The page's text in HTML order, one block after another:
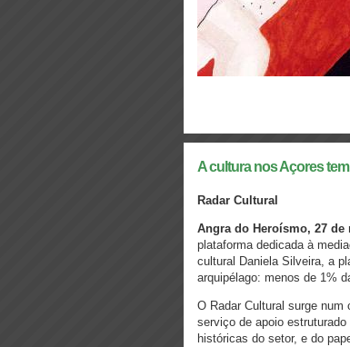
A cultura nos Açores
Radar Cultural
Angra do Heroísmo, 27 de
plataforma dedicada à
cultural Daniela Silveira, a
arquipélago: menos de 1%
O Radar Cultural surge
serviço de apoio
históricas do setor, e do